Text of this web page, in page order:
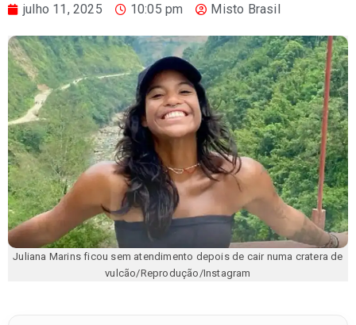
julho 11, 2025 10:05 pm Misto Brasil
Juliana Marins ficou sem atendimento depois de cair numa cratera de
vulcão/Reprodução/Instagram